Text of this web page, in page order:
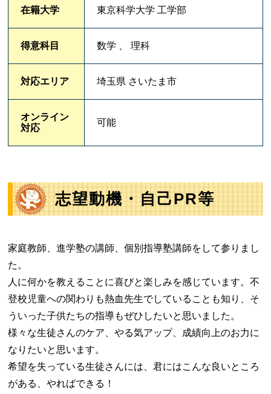
在籍大学 東京科学大学 工学部
得意科目 数学 、 理科
対応エリア 埼玉県 さいたま市
オンライン
対応
可能
志望動機・自己PR等
家庭教師、進学塾の講師、個別指導塾講師をして参りまし
た。
人に何かを教えることに喜びと楽しみを感じています。不
登校児童への関わりも熱血先生でしていることも知り、そ
ういった子供たちの指導もぜひしたいと思いました。
様々な生徒さんのケア、やる気アップ、成績向上のお力に
なりたいと思います。
希望を失っている生徒さんには、君にはこんな良いところ
がある、やればできる！